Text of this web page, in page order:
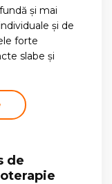
și mai
și de
forte
slabe și
de